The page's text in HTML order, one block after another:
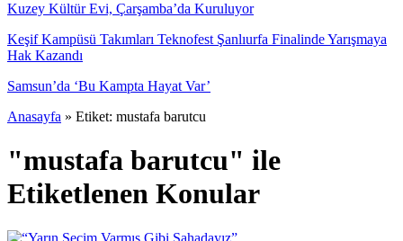
Kuzey Kültür Evi, Çarşamba’da Kuruluyor
Keşif Kampüsü Takımları Teknofest Şanlıurfa Finalinde Yarışmaya
Hak Kazandı
Samsun’da ‘Bu Kampta Hayat Var’
Anasayfa » Etiket: mustafa barutcu
"mustafa barutcu" ile
Etiketlenen Konular